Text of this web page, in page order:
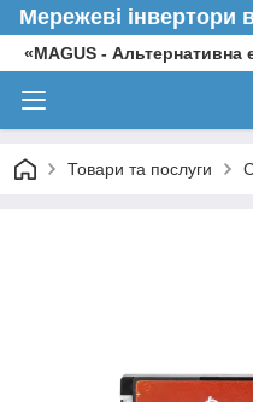
Мережеві інвертори
«MAGUS - Альтернативна
Товари та послуги